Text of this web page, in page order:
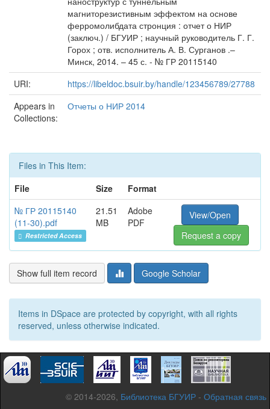
магниторезистивным эффектом на основе
ферромолибдата стронция : отчет о НИР
(заключ.) / БГУИР ; научный руководитель Г. Г.
Горох ; отв. исполнитель А. В. Сурганов .–
Минск, 2014. – 45 с. - № ГР 20115140
URI:
https://libeldoc.bsuir.by/handle/123456789/27788
Appears in
Collections:
Отчеты о НИР 2014
Files in This Item:
File
Size
Format
№ ГР 20115140
(11-30).pdf
Restricted Access
21.51
MB
Adobe
PDF
View/Open
Request a copy
Show full item record Google Scholar
Items in DSpace are protected by copyright, with all rights
reserved, unless otherwise indicated.
© 2014-2026, Библиотека БГУИР - Обратная связь